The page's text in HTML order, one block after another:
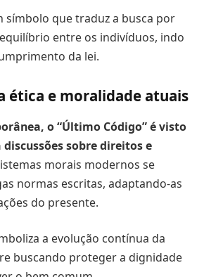
símbolo que traduz a busca por
entre os indivíduos, indo
da lei.
ética e moralidade atuais
o “Último Código” é visto
sobre direitos e
morais modernos se
normas escritas, adaptando-as
do presente.
a evolução contínua da
buscando proteger a dignidade